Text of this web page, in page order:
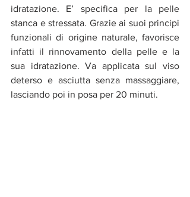
idratazione. E’ specifica per la pelle
stanca e stressata. Grazie ai suoi principi
funzionali di origine naturale, favorisce
infatti il rinnovamento della pelle e la
sua idratazione. Va applicata sul viso
deterso e asciutta senza massaggiare,
lasciando poi in posa per 20 minuti.